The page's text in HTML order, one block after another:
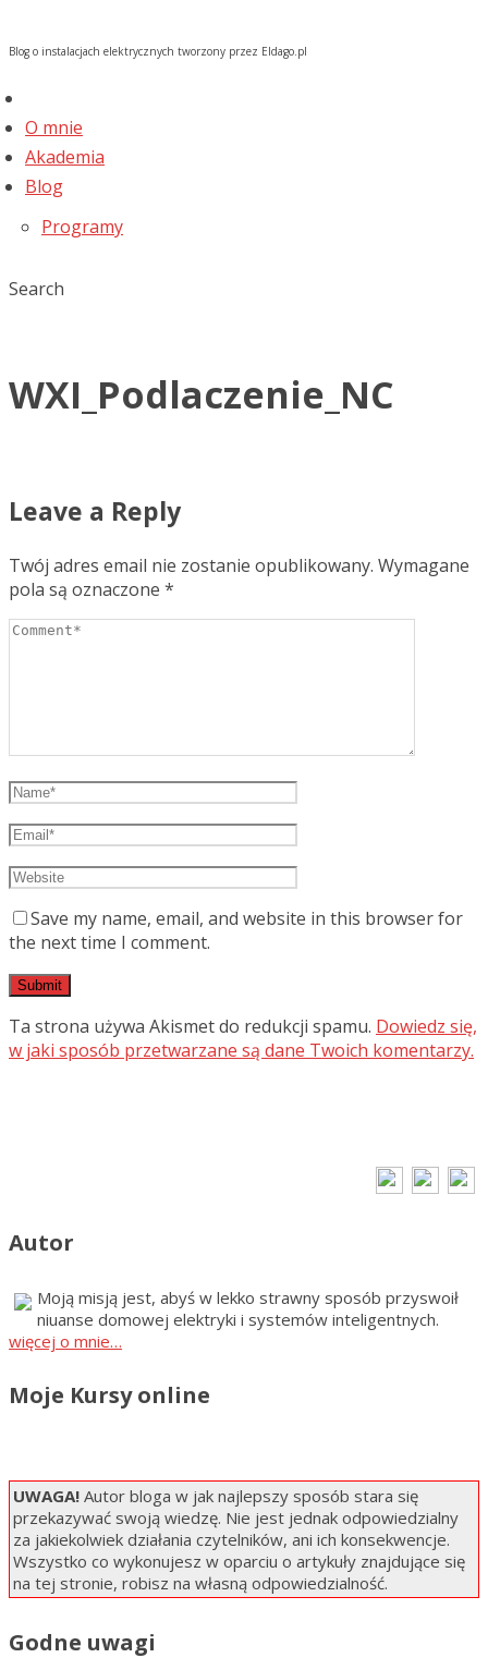
Blog o instalacjach elektrycznych tworzony przez Eldago.pl
O mnie
Akademia
Blog
Programy
Search
WXI_Podlaczenie_NC
Leave a Reply
Twój adres email nie zostanie opublikowany. Wymagane
pola są oznaczone *
Save my name, email, and website in this browser for
the next time I comment.
Ta strona używa Akismet do redukcji spamu. Dowiedz się,
w jaki sposób przetwarzane są dane Twoich komentarzy.
Autor
Moją misją jest, abyś w lekko strawny sposób przyswoił
niuanse domowej elektryki i systemów inteligentnych.
więcej o mnie…
Moje Kursy online
UWAGA! Autor bloga w jak najlepszy sposób stara się
przekazywać swoją wiedzę. Nie jest jednak odpowiedzialny
za jakiekolwiek działania czytelników, ani ich konsekwencje.
Wszystko co wykonujesz w oparciu o artykuły znajdujące się
na tej stronie, robisz na własną odpowiedzialność.
Godne uwagi